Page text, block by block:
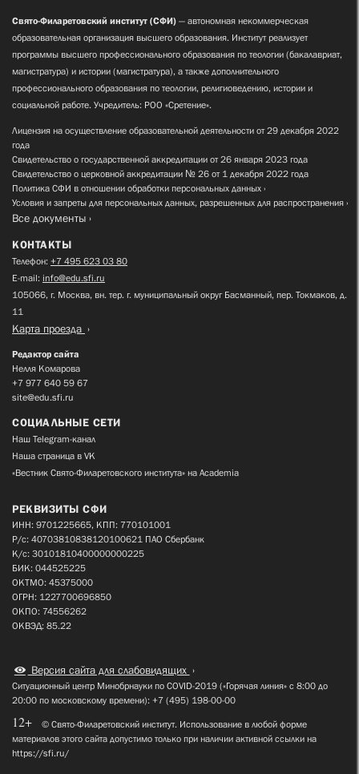
Свято-Филаретовский институт (СФИ) — автономная некоммерческая
образовательная организация высшего образования. Институт реализует
программы высшего профессионального образования по теологии (бакалавриат,
магистратура) и истории (магистратура), а также дополнительного
профессионального образования по теологии, религиоведению, истории и
социальной работе. Учредитель: РОО «Сретение».
Лицензия на осуществление образовательной деятельности от 29 декабря 2022
года
Свидетельство о государственной аккредитации от 26 января 2023 года
Свидетельство о церковной аккредитации № 26 от 1 декабря 2022 года
Политика СФИ в отношении обработки персональных данных
Условия и запреты для персональных данных, разрешенных для распространения
Все документы
КОНТАКТЫ
Телефон: +7 495 623 03 80
E-mail: info@edu.sfi.ru
105066, г. Москва, вн. тер. г. муниципальный округ Басманный, пер. Токмаков, д.
11
Карта проезда
Редактор сайта
Нелля Комарова
+7 977 640 59 67
site@edu.sfi.ru
СОЦИАЛЬНЫЕ СЕТИ
Наш Telegram-канал
Наша страница в VK
«Вестник Свято-Филаретовского института» на Academia
РЕКВИЗИТЫ СФИ
ИНН: 9701225665, КПП: 770101001
Р/с: 40703810838120100621 ПАО Сбербанк
К/с: 30101810400000000225
БИК: 044525225
ОКТМО: 45375000
ОГРН: 1227700696850
ОКПО: 74556262
ОКВЭД: 85.22
Версия сайта для слабовидящих
Ситуационный центр Минобрнауки по COVID-2019 («Горячая линия» с 8:00 до
20:00 по московскому времени): +7 (495) 198-00-00
12+
© Свято-Филаретовский институт. Использование в любой форме
материалов этого сайта допустимо только при наличии активной ссылки на
https://sfi.ru/